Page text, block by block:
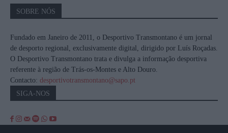
SOBRE NÓS
Fundado em Janeiro de 2011, o Desportivo Transmontano é um jornal
de desporto regional, exclusivamente digital, dirigido por Luís Roçadas.
O Desportivo Transmontano trata e divulga a informação desportiva
referente à região de Trás-os-Montes e Alto Douro.
Contacto: desportivotransmontano@sapo.pt
SIGA-NOS